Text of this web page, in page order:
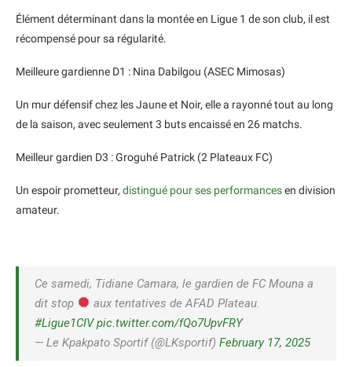
Élément déterminant dans la montée en Ligue 1 de son club, il est
récompensé pour sa régularité.
Meilleure gardienne D1 : Nina Dabilgou (ASEC Mimosas)
Un mur défensif chez les Jaune et Noir, elle a rayonné tout au long
de la saison, avec seulement 3 buts encaissé en 26 matchs.
Meilleur gardien D3 : Groguhé Patrick (2 Plateaux FC)
Un espoir prometteur, distingué pour ses performancesen division
amateur.
Ce samedi, Tidiane Camara, le gardien de FC Mouna a
dit stop
aux tentatives de AFAD Plateau.
#Ligue1CIV pic.twitter.com/fQo7UpvFRY
— Le Kpakpato Sportif (@LKsportif) February 17, 2025